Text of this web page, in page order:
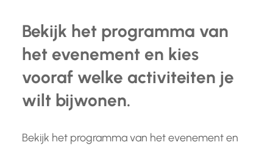
Bekijk het programma van
het evenement en kies
vooraf welke activiteiten je
wilt bijwonen.
Bekijk het programma van het evenement en